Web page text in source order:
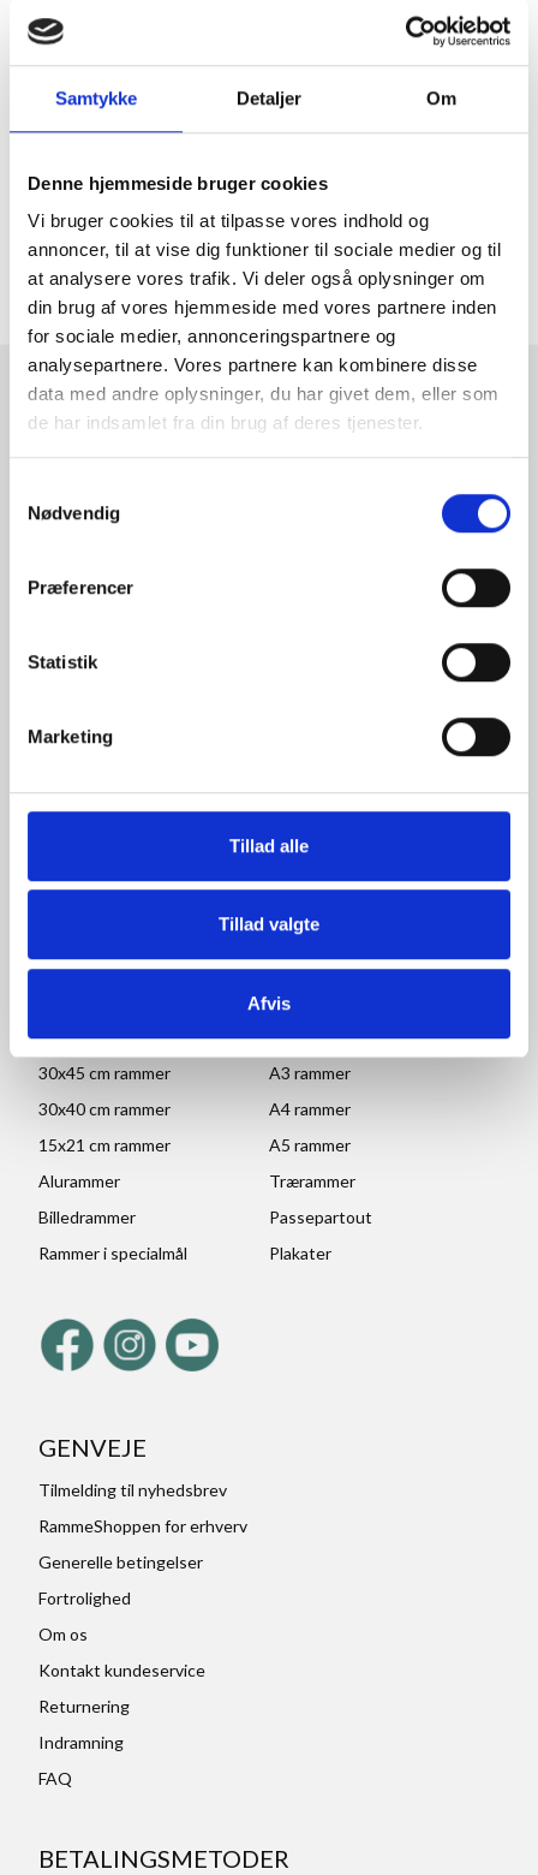
Samtykke Detaljer Om
Denne hjemmeside bruger cookies
Vi bruger cookies til at tilpasse vores indhold og
annoncer, til at vise dig funktioner til sociale medier og til
at analysere vores trafik. Vi deler også oplysninger om
din brug af vores hjemmeside med vores partnere inden
for sociale medier, annonceringspartnere og
analysepartnere. Vores partnere kan kombinere disse
data med andre oplysninger, du har givet dem, eller som
de har indsamlet fra din brug af deres tjenester.
Nødvendig
Præferencer
Statistik
Marketing
Tillad alle
Tillad valgte
Afvis
ANMELDT TIL 5/5★ 1-3 DAGES LEVERING FRI FRAGT 499,- INFO
MERE INFORMATION
ANMELDELSER
RAMMESHOPPEN.DK
8700 Horsens
og afhentning:
Lørdag, søndag og helligdage: Lukket
Ved højtider og ferie kan ændringer forekomme. Se mereher
POPULÆRE KATEGORIER
A1 rammer
50x70 cm rammer
A2 rammer
30x45 cm rammer
A3 rammer
30x40 cm rammer
A4 rammer
15x21 cm rammer
A5 rammer
Alurammer
Trærammer
Billedrammer
Passepartout
Rammer i specialmål
Plakater
GENVEJE
Tilmelding til nyhedsbrev
RammeShoppen for erhverv
Generelle betingelser
Fortrolighed
Om os
Kontakt kundeservice
Returnering
Indramning
FAQ
BETALINGSMETODER